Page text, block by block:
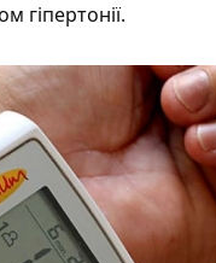
гіпертонії.